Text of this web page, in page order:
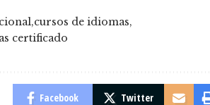
cursos de idiomas
certificado
Facebook Twitter